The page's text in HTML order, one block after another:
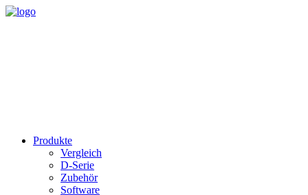
Produkte
Vergleich
D-Serie
Zubehör
Software